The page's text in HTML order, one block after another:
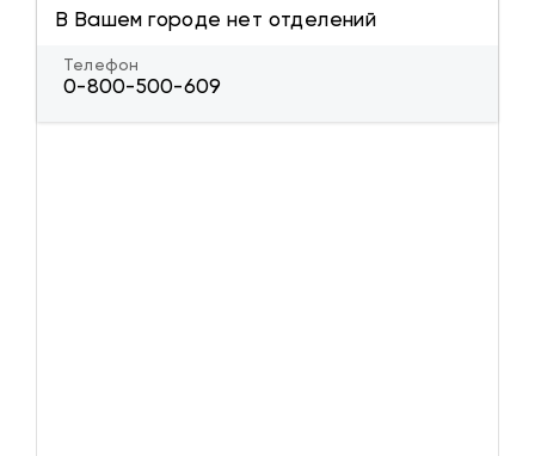
В Вашем городе нет отделений
Телефон
0-800-500-609